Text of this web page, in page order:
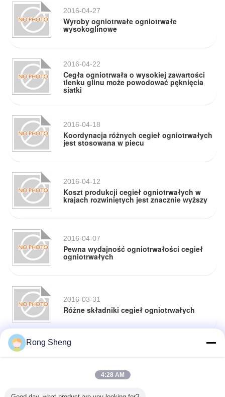
2016-04-27
Wyroby ogniotrwałe ogniotrwałe
wysokoglinowe
2016-04-22
Cegła ogniotrwała o wysokiej zawartości
tlenku glinu może powodować pęknięcia
siatki
2016-04-18
Koordynacja różnych cegieł ogniotrwałych
jest stosowana w piecu
2016-04-12
Koszt produkcji cegieł ogniotrwałych w
krajach rozwiniętych jest znacznie wyższy
2016-04-07
Pewna wydajność ogniotrwałości cegieł
ogniotrwałych
2016-03-31
Różne składniki cegieł ogniotrwałych
2016-03-26
Cegła z niską pełzaniem o wysokiej
"trzech kamieni"
Rong Sheng
4:28 AM